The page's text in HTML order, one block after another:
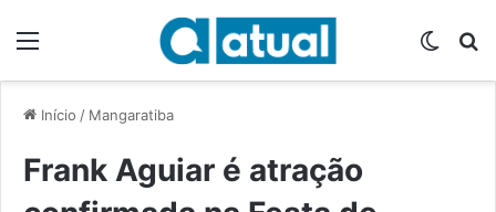
Início / Mangaratiba
Frank Aguiar é atração